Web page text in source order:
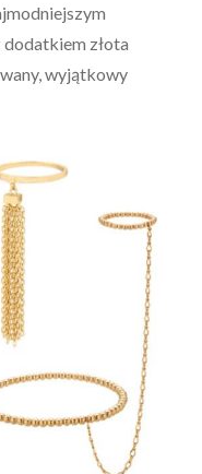
złota
wyjątkowy